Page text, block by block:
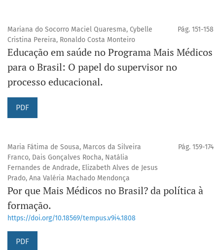
Mariana do Socorro Maciel Quaresma, Cybelle
Cristina Pereira, Ronaldo Costa Monteiro
Pág. 151-158
Educação em saúde no Programa Mais Médicos
para o Brasil: O papel do supervisor no
processo educacional.
PDF
Maria Fátima de Sousa, Marcos da Silveira
Franco, Dais Gonçalves Rocha, Natália
Fernandes de Andrade, Elizabeth Alves de Jesus
Prado, Ana Valéria Machado Mendonça
Pág. 159-174
Por que Mais Médicos no Brasil? da política à
formação.
https://doi.org/10.18569/tempus.v9i4.1808
PDF